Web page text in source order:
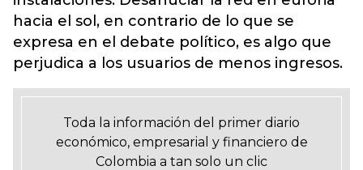
hacia el sol, en contrario de lo que se
expresa en el debate político, es algo que
perjudica a los usuarios de menos ingresos.
Toda la información del primer diario
económico, empresarial y financiero de
Colombia a tan solo un clic